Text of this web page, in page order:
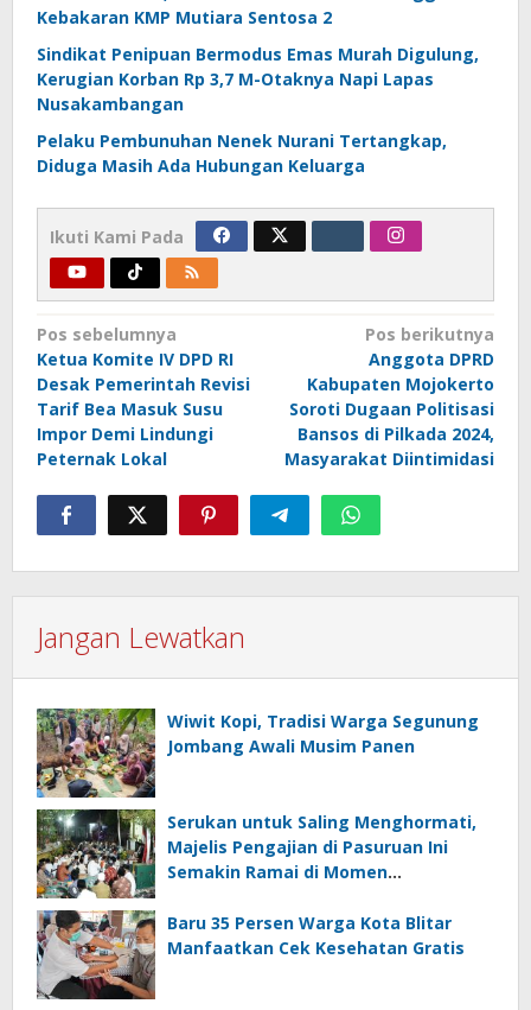
Kebakaran KMP Mutiara Sentosa 2
Sindikat Penipuan Bermodus Emas Murah Digulung,
Kerugian Korban Rp 3,7 M-Otaknya Napi Lapas
Nusakambangan
Pelaku Pembunuhan Nenek Nurani Tertangkap,
Diduga Masih Ada Hubungan Keluarga
Ikuti Kami Pada
Navigasi
pos
Pos sebelumnya
Ketua Komite IV DPD RI
Desak Pemerintah Revisi
Tarif Bea Masuk Susu
Impor Demi Lindungi
Peternak Lokal
Pos berikutnya
Anggota DPRD
Kabupaten Mojokerto
Soroti Dugaan Politisasi
Bansos di Pilkada 2024,
Masyarakat Diintimidasi
Jangan Lewatkan
Wiwit Kopi, Tradisi Warga Segunung
Jombang Awali Musim Panen
Serukan untuk Saling Menghormati,
Majelis Pengajian di Pasuruan Ini
Semakin Ramai di Momen
Baru 35 Persen Warga Kota Blitar
Manfaatkan Cek Kesehatan Gratis